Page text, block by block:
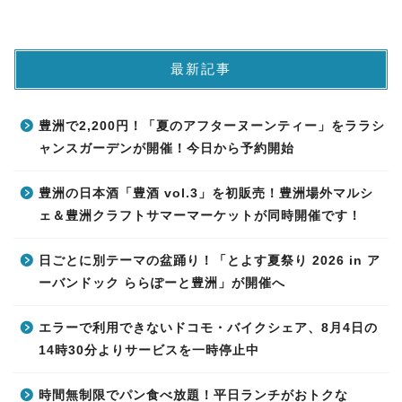
最新記事
豊洲で2,200円！「夏のアフターヌーンティー」をララシ
ャンスガーデンが開催！今日から予約開始
豊洲の日本酒「豊酒 vol.3」を初販売！豊洲場外マルシ
ェ＆豊洲クラフトサマーマーケットが同時開催です！
日ごとに別テーマの盆踊り！「とよす夏祭り 2026 in ア
ーバンドック ららぽーと豊洲」が開催へ
エラーで利用できないドコモ・バイクシェア、8月4日の
14時30分よりサービスを一時停止中
時間無制限でパン食べ放題！平日ランチがおトクな